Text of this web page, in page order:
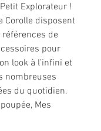
Explorateur !
Corolle disposent
de
pour
look à l’infini et
nombreuses
du quotidien.​
Mes